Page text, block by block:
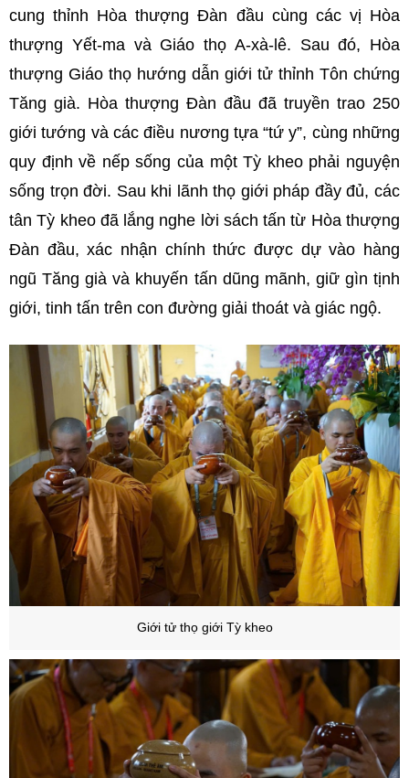
cung thỉnh Hòa thượng Đàn đầu cùng các vị Hòa
thượng Yết-ma và Giáo thọ A-xà-lê. Sau đó, Hòa
thượng Giáo thọ hướng dẫn giới tử thỉnh Tôn chứng
Tăng già. Hòa thượng Đàn đầu đã truyền trao 250
giới tướng và các điều nương tựa “tứ y”, cùng những
quy định về nếp sống của một Tỳ kheo phải nguyện
sống trọn đời. Sau khi lãnh thọ giới pháp đầy đủ, các
tân Tỳ kheo đã lắng nghe lời sách tấn từ Hòa thượng
Đàn đầu, xác nhận chính thức được dự vào hàng
ngũ Tăng già và khuyến tấn dũng mãnh, giữ gìn tịnh
giới, tinh tấn trên con đường giải thoát và giác ngộ.
Giới tử thọ giới Tỳ kheo